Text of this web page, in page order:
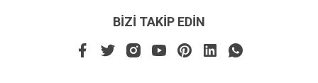
BİZİ TAKİP EDİN